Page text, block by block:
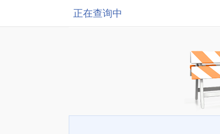
正在查询中